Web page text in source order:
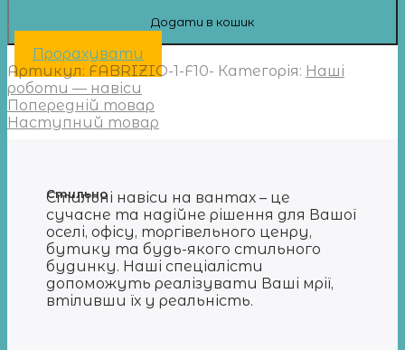
Додати в кошик
Прорахувати
Артикул: FABRIZIO-1-F10- Категорія: Наші
роботи — навіси
Попередній товар
Наступний товар
Стильно
Стильні навіси на вантах – це
сучасне та надійне рішення для Вашої
оселі, офісу, торгівельного ценру,
бутику та будь-якого стильного
будинку. Наші спеціалісти
допоможуть реалізувати Ваші мрії,
втіливши їх у реальність.